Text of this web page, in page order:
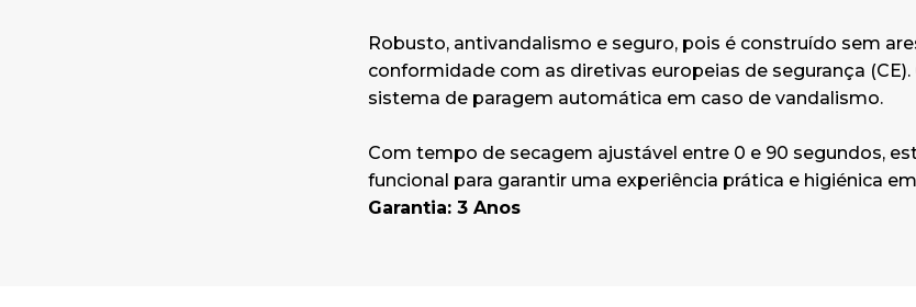
Robusto, antivandalismo e seguro, pois é construído sem
conformidade com as diretivas europeias de segurança
sistema de paragem automática em caso de vandalismo.
Com tempo de secagem ajustável entre 0 e 90 segundos,
funcional para garantir uma experiência prática e higiénica
Garantia: 3 Anos